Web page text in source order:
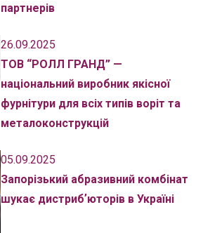
партнерів
26.09.2025
ТОВ “РОЛЛ ГРАНД” —
національний виробник якісної
фурнітури для всіх типів воріт та
металоконструкцій
05.09.2025
Запорізький абразивний комбінат
шукає дистрибʼюторів в Україні